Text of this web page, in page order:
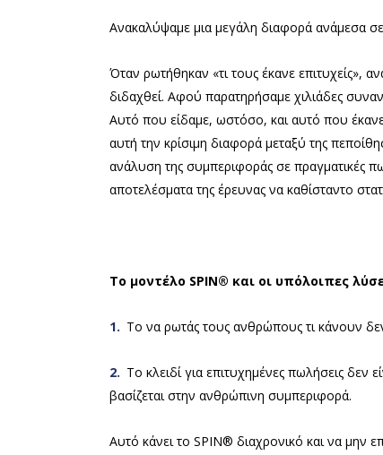
Ανακαλύψαμε μια μεγάλη διαφορά ανάμεσα σε
Όταν ρωτήθηκαν «τι τους έκανε επιτυχείς»,
διδαχθεί. Αφού παρατηρήσαμε χιλιάδες
Αυτό που είδαμε, ωστόσο, και αυτό που
αυτή την κρίσιμη διαφορά μεταξύ της
ανάλυση της συμπεριφοράς σε πραγματικές
αποτελέσματα της έρευνας να καθίσταντο
Το μοντέλο SPIN® και οι υπόλοιπες
1. Το να ρωτάς τους ανθρώπους τι κάνουν
2. Το κλειδί για επιτυχημένες πωλήσεις
βασίζεται στην ανθρώπινη συμπεριφορά.
Αυτό κάνει το SPIN® διαχρονικό και να μην